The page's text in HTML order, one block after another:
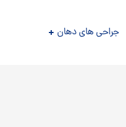
جراحی های دهان